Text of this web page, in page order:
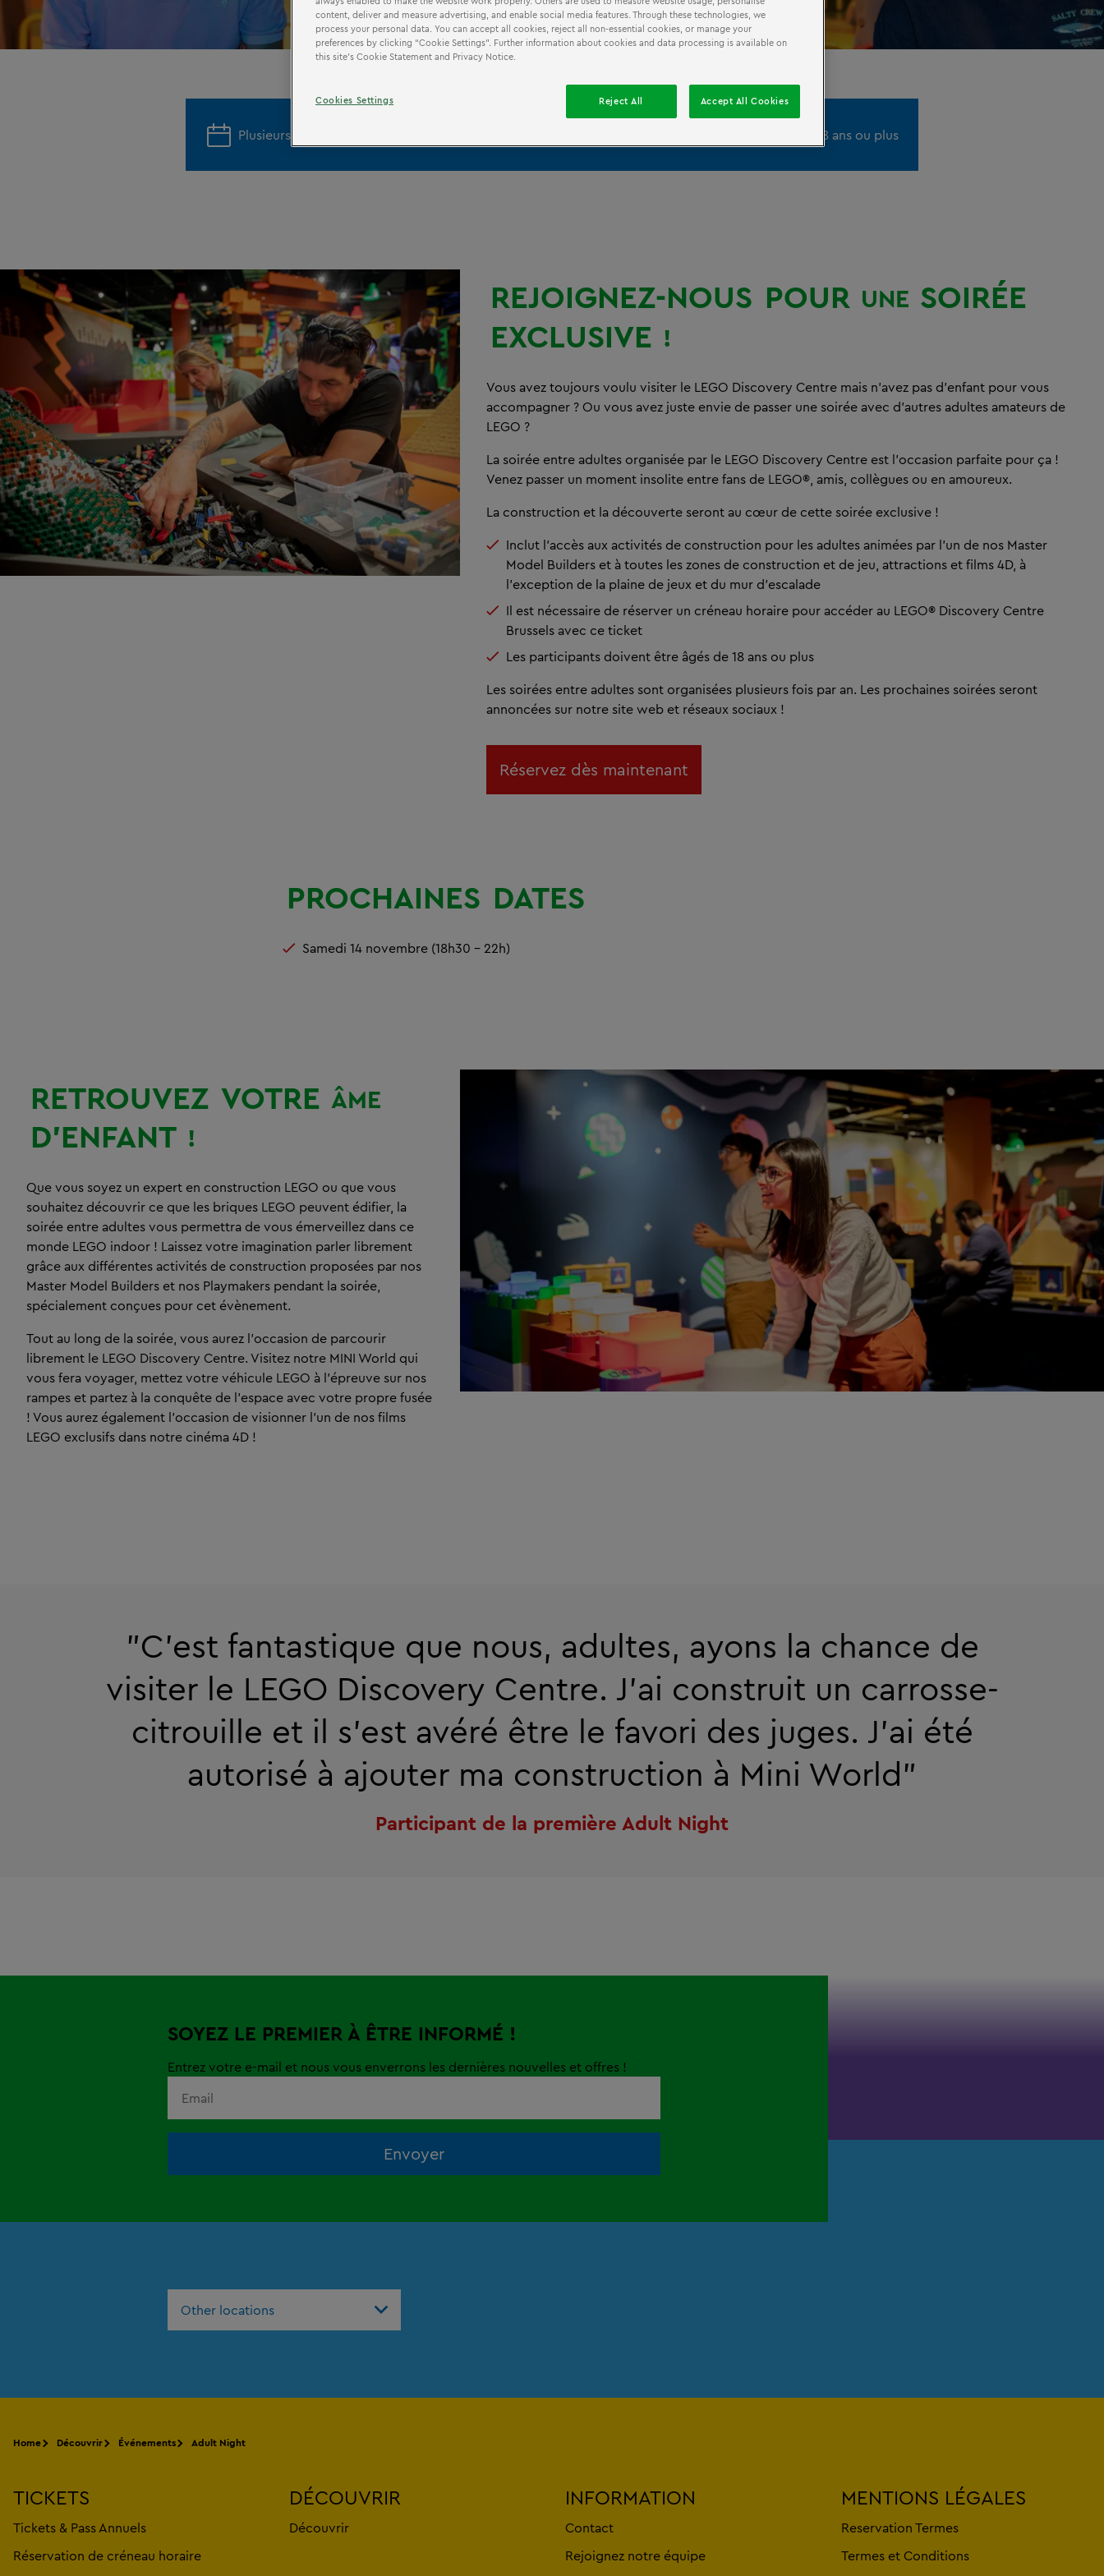
Plusieurs dates dans l'année Les participants doivent être âgés de 18 ans ou plus
REJOIGNEZ-NOUS POUR UNE SOIRÉE
EXCLUSIVE !
Vous avez toujours voulu visiter le LEGO Discovery Centre mais n’avez pas d’enfant pour vous
accompagner ? Ou vous avez juste envie de passer une soirée avec d’autres adultes amateurs de
LEGO ?
La soirée entre adultes organisée par le LEGO Discovery Centre est l’occasion parfaite pour ça !
Venez passer un moment insolite entre fans de LEGO®, amis, collègues ou en amoureux.
La construction et la découverte seront au cœur de cette soirée exclusive !
Inclut l'accès aux activités de construction pour les adultes animées par l'un de nos Master
Model Builders et à toutes les zones de construction et de jeu, attractions et films 4D, à
l'exception de la plaine de jeux et du mur d'escalade
Il est nécessaire de réserver un créneau horaire pour accéder au LEGO® Discovery Centre
Brussels avec ce ticket
Les participants doivent être âgés de 18 ans ou plus
Les soirées entre adultes sont organisées plusieurs fois par an. Les prochaines soirées seront
annoncées sur notre site web et réseaux sociaux !
Réservez dès maintenant
PROCHAINES DATES
Samedi 14 novembre (18h30 - 22h)
RETROUVEZ VOTRE ÂME
D’ENFANT !
Que vous soyez un expert en construction LEGO ou que vous
souhaitez découvrir ce que les briques LEGO peuvent édifier, la
soirée entre adultes vous permettra de vous émerveillez dans ce
monde LEGO indoor ! Laissez votre imagination parler librement
grâce aux différentes activités de construction proposées par nos
Master Model Builders et nos Playmakers pendant la soirée,
spécialement conçues pour cet évènement.
Tout au long de la soirée, vous aurez l’occasion de parcourir
librement le LEGO Discovery Centre. Visitez notre MINI World qui
vous fera voyager, mettez votre véhicule LEGO à l’épreuve sur nos
rampes et partez à la conquête de l'espace avec votre propre fusée
! Vous aurez également l’occasion de visionner l'un de nos films
LEGO exclusifs dans notre cinéma 4D !
"C'est fantastique que nous, adultes, ayons la chance de
visiter le LEGO Discovery Centre. J'ai construit un carrosse-
citrouille et il s'est avéré être le favori des juges. J'ai été
autorisé à ajouter ma construction à Mini World"
Participant de la première Adult Night
SOYEZ LE PREMIER À ÊTRE INFORMÉ !
Entrez votre e-mail et nous vous enverrons les dernières nouvelles et offres !
Envoyer
Other locations
Home Découvrir Événements Adult Night
TICKETS
Tickets & Pass Annuels
Réservation de créneau horaire
DÉCOUVRIR
Découvrir
INFORMATION
Contact
Rejoignez notre équipe
MENTIONS LÉGALES
Reservation Termes
Termes et Conditions
content, deliver and measure advertising, and enable social media features. Through these technologies, we
process your personal data. You can accept all cookies, reject all non-essential cookies, or manage your
preferences by clicking “Cookie Settings”. Further information about cookies and data processing is available on
this site’s Cookie Statement and Privacy Notice.
Reject All Accept All Cookies
Cookies Settings